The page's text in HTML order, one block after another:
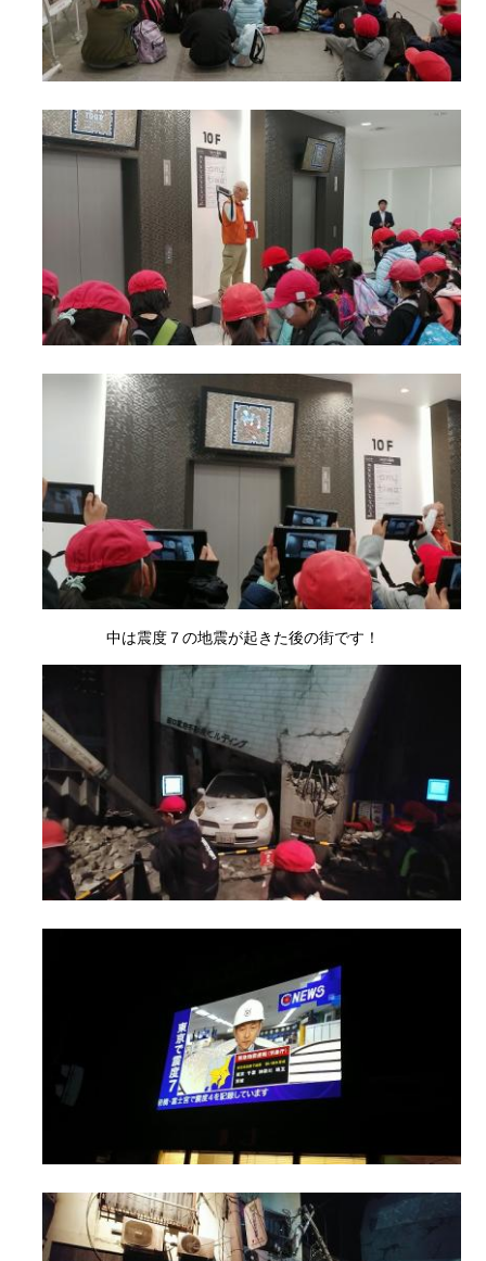
中は震度７の地震が起きた後の街です！